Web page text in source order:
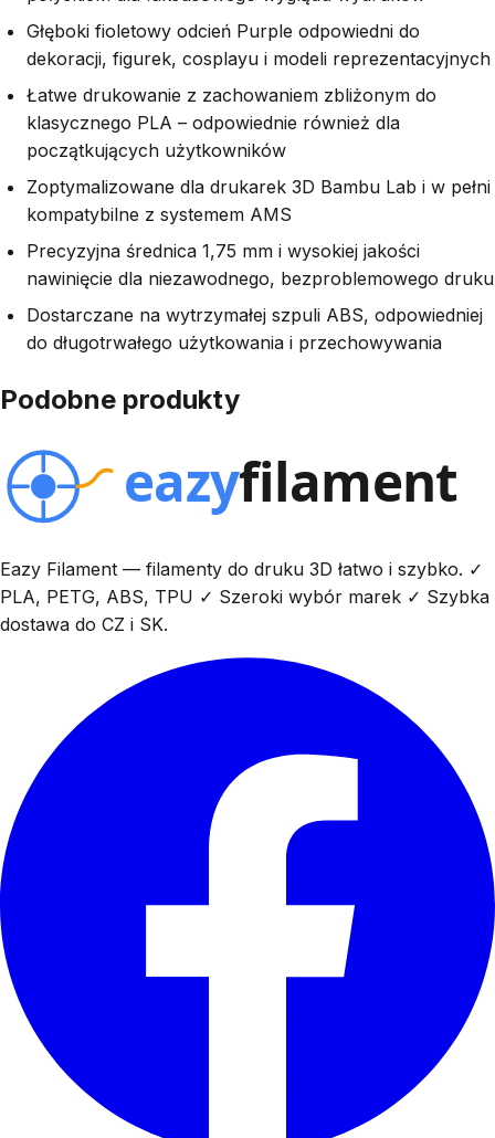
Głęboki fioletowy odcień Purple odpowiedni do
dekoracji, figurek, cosplayu i modeli reprezentacyjnych
Łatwe drukowanie z zachowaniem zbliżonym do
klasycznego PLA – odpowiednie również dla
początkujących użytkowników
Zoptymalizowane dla drukarek 3D Bambu Lab i w pełni
kompatybilne z systemem AMS
Precyzyjna średnica 1,75 mm i wysokiej jakości
nawinięcie dla niezawodnego, bezproblemowego druku
Dostarczane na wytrzymałej szpuli ABS, odpowiedniej
do długotrwałego użytkowania i przechowywania
Podobne produkty
Eazy Filament — filamenty do druku 3D łatwo i szybko. ✓
PLA, PETG, ABS, TPU ✓ Szeroki wybór marek ✓ Szybka
dostawa do CZ i SK.